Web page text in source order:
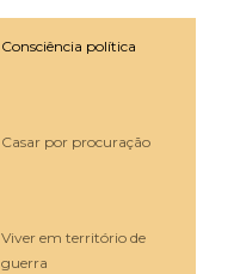
Consciência política
Casar por procuração
Viver em território de
guerra